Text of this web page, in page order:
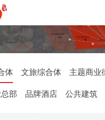
体 文旅综合体 主题商业
部 品牌酒店 公共建筑